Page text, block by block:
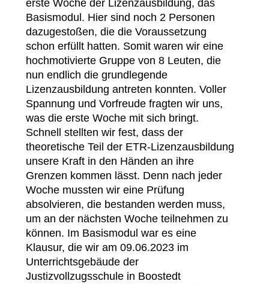
erste Woche der Lizenzausbildung, das
Basismodul. Hier sind noch 2 Personen
dazugestoßen, die die Voraussetzung
schon erfüllt hatten. Somit waren wir eine
hochmotivierte Gruppe von 8 Leuten, die
nun endlich die grundlegende
Lizenzausbildung antreten konnten. Voller
Spannung und Vorfreude fragten wir uns,
was die erste Woche mit sich bringt.
Schnell stellten wir fest, dass der
theoretische Teil der ETR-Lizenzausbildung
unsere Kraft in den Händen an ihre
Grenzen kommen lässt. Denn nach jeder
Woche mussten wir eine Prüfung
absolvieren, die bestanden werden muss,
um an der nächsten Woche teilnehmen zu
können. Im Basismodul war es eine
Klausur, die wir am 09.06.2023 im
Unterrichtsgebäude der
Justizvollzugsschule in Boostedt